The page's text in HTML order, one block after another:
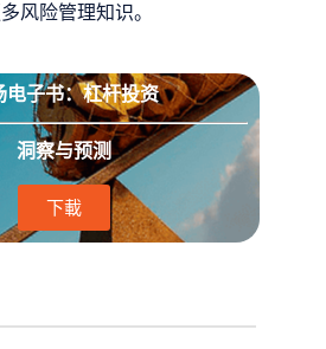
风险管理知识。
电子书：杠杆投资
洞察与预测
下載